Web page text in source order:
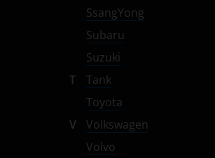
SsangYong
Subaru
Suzuki
T
Tank
Toyota
V
Volkswagen
Volvo